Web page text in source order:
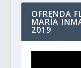
OFRENDA
MARÍA
2019